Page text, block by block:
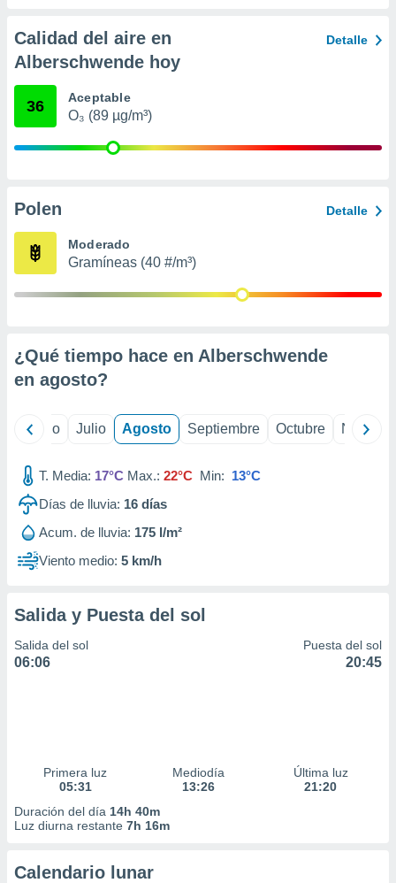
e
publicidad
1199
Calidad del aire en
Alberschwende hoy
Detalle
36 Aceptable
O₃ (89 µg/m³)
Polen Detalle
Moderado
Gramíneas (40 #/m³)
¿Qué tiempo hace en Alberschwende
en agosto?
Junio Julio Agosto Septiembre Octubre
T. Media: 17°C Max.: 22°C Min: 13°C
Días de lluvia: 16 días
Acum. de lluvia: 175 l/m²
Viento medio: 5 km/h
Salida y Puesta del sol
Salida del sol
06:06
Puesta del sol
20:45
Primera luz
05:31
Mediodía
13:26
Última luz
21:20
Duración del día 14h 40m
Luz diurna restante 7h 16m
Calendario lunar